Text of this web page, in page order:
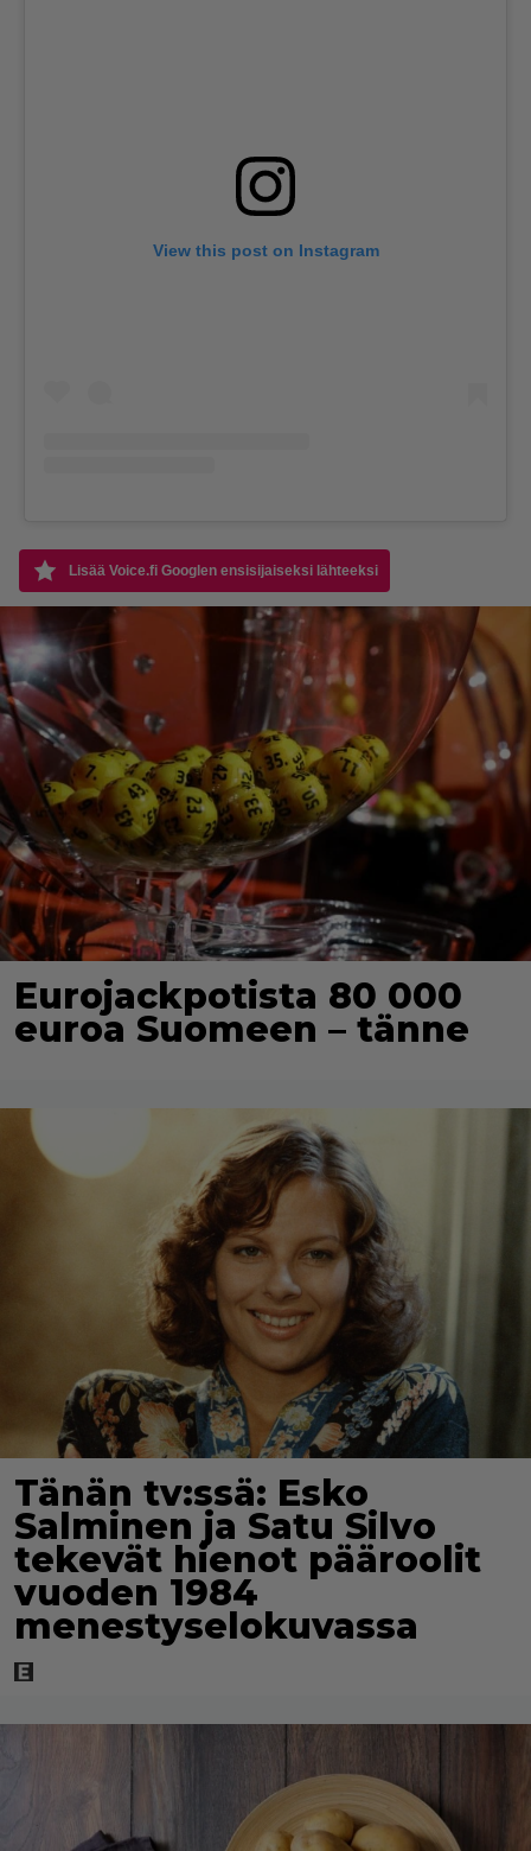
View this post on Instagram
Lisää Voice.fi Googlen ensisijaiseksi lähteeksi
Eurojackpotista 80 000
euroa Suomeen – tänne
Tänän tv:ssä: Esko
Salminen ja Satu Silvo
tekevät hienot pääroolit
vuoden 1984
menestyselokuvassa